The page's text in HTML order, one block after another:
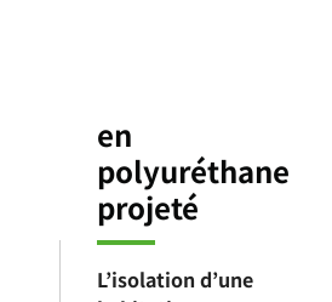
en
polyuréthane
projeté
L’isolation d’une